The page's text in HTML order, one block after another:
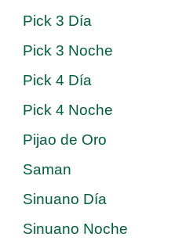
Pick 3 Día
Pick 3 Noche
Pick 4 Día
Pick 4 Noche
Pijao de Oro
Saman
Sinuano Día
Sinuano Noche